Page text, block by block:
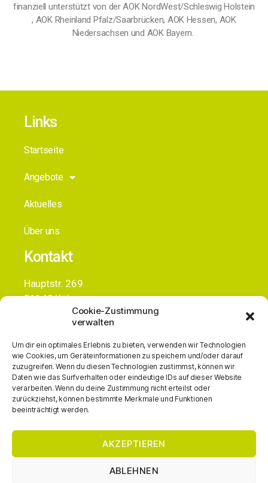
Cookie-Zustimmung
verwalten
Um dir ein optimales Erlebnis zu bieten, verwenden wir Technologien
wie Cookies, um Geräteinformationen zu speichern und/oder darauf
zuzugreifen. Wenn du diesen Technologien zustimmst, können wir
Daten wie das Surfverhalten oder eindeutige IDs auf dieser Website
verarbeiten. Wenn du deine Zustimmung nicht erteilst oder
zurückziehst, können bestimmte Merkmale und Funktionen
beeinträchtigt werden.
AKZEPTIEREN
ABLEHNEN
finanziell unterstützt von der AOK NordWest/Schleswig Holstein
, AOK Rheinland Pfalz/Saarbrücken, AOK Hessen, AOK
Niedersachsen und AOK Bayern.
Links
Startseite
Angebote
Aktuelles
Über uns
Kontakt
Hauptstr. 269
51143 Köln
+49 (0)163 3836834
info@alc-gmbh.de
Reutherstrasse 1c
53773 Hennef